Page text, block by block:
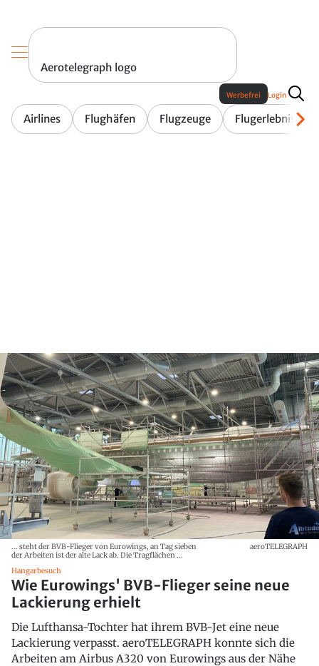
Aerotelegraph logo
Airlines Flughäfen Flugzeuge Flugerlebnis
Werbefrei Login
... steht der BVB-Flieger von Eurowings, an Tag sieben
der Arbeiten ist der alte Lack ab. Die Tragflächen ...
aeroTELEGRAPH
Hangarbesuch
Wie Eurowings' BVB-Flieger seine neue
Lackierung erhielt
Die Lufthansa-Tochter hat ihrem BVB-Jet eine neue
Lackierung verpasst. aeroTELEGRAPH konnte sich die
Arbeiten am Airbus A320 von Eurowings aus der Nähe